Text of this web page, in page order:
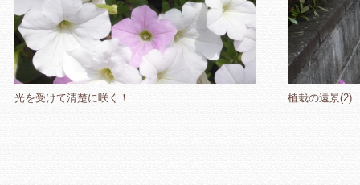
光を受けて清楚に咲く！ 植栽の遠景(2)